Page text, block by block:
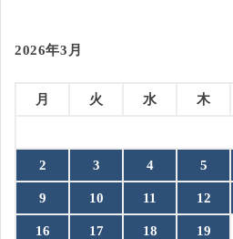
2026年3月
月 火 水 木
2 3 4 5
9 10 11 12
16 17 18 19